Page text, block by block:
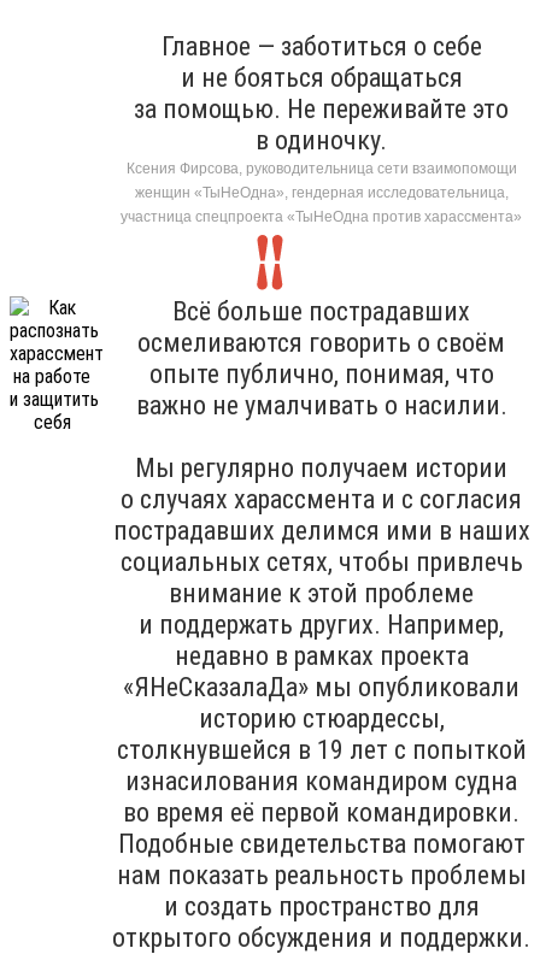
Главное — заботиться о себе
и не бояться обращаться
за помощью. Не переживайте это
в одиночку.
Ксения Фирсова, руководительница сети взаимопомощи
женщин «ТыНеОдна», гендерная исследовательница,
участница спецпроекта «ТыНеОдна против харассмента»
Всё больше пострадавших
осмеливаются говорить о своём
опыте публично, понимая, что
важно не умалчивать о насилии.
Мы регулярно получаем истории
о случаях харассмента и с согласия
пострадавших делимся ими в наших
социальных сетях, чтобы привлечь
внимание к этой проблеме
и поддержать других. Например,
недавно в рамках проекта
«ЯНеСказалаДа» мы опубликовали
историю стюардессы,
столкнувшейся в 19 лет с попыткой
изнасилования командиром судна
во время её первой командировки.
Подобные свидетельства помогают
нам показать реальность проблемы
и создать пространство для
открытого обсуждения и поддержки.